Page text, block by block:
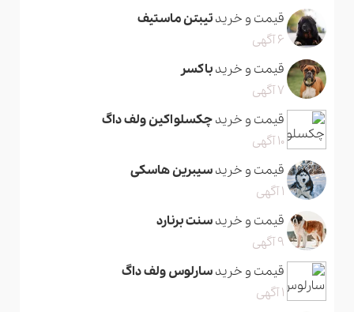
قیمت و خریدتیبتن ماستیف
6 آگهی
قیمت و خریدباکسر
7 آگهی
قیمت و خریدچکسلواکین ولف داگ
10 آگهی
قیمت و خریدسیبرین هاسکی
1 آگهی
قیمت و خریدسنت برنارد
9 آگهی
قیمت و خریدسارلوس ولف داگ
1 آگهی